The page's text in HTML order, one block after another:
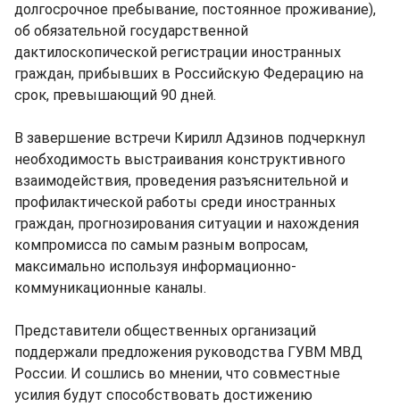
долгосрочное пребывание, постоянное проживание),
об обязательной государственной
дактилоскопической регистрации иностранных
граждан, прибывших в Российскую Федерацию на
срок, превышающий 90 дней.
В завершение встречи Кирилл Адзинов подчеркнул
необходимость выстраивания конструктивного
взаимодействия, проведения разъяснительной и
профилактической работы среди иностранных
граждан, прогнозирования ситуации и нахождения
компромисса по самым разным вопросам,
максимально используя информационно-
коммуникационные каналы.
Представители общественных организаций
поддержали предложения руководства ГУВМ МВД
России. И сошлись во мнении, что совместные
усилия будут способствовать достижению